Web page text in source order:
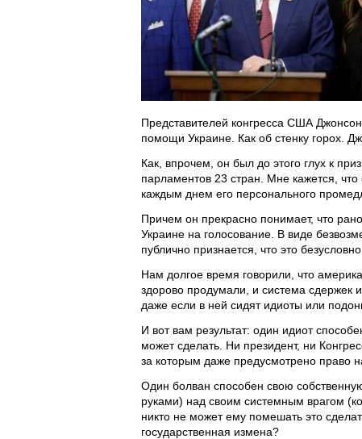
Представителей конгресса США
помощи Украине. Как об стенку горох.
Как, впрочем, он был до этого глух к
парламентов 23 стран. Мне кажется,
каждым днем его персонального
Причем он прекрасно понимает, что
Украине на голосование. В виде
публично признается, что это
Нам долгое время говорили, что
здорово продумали, и система сдержек
даже если в ней сидят идиоты или
И вот вам результат: один идиот
может сделать. Ни президент, ни
за которым даже предусмотрено право
Один болван способен свою
руками) над своим системным врагом
никто не может ему помешать это
государственная измена?